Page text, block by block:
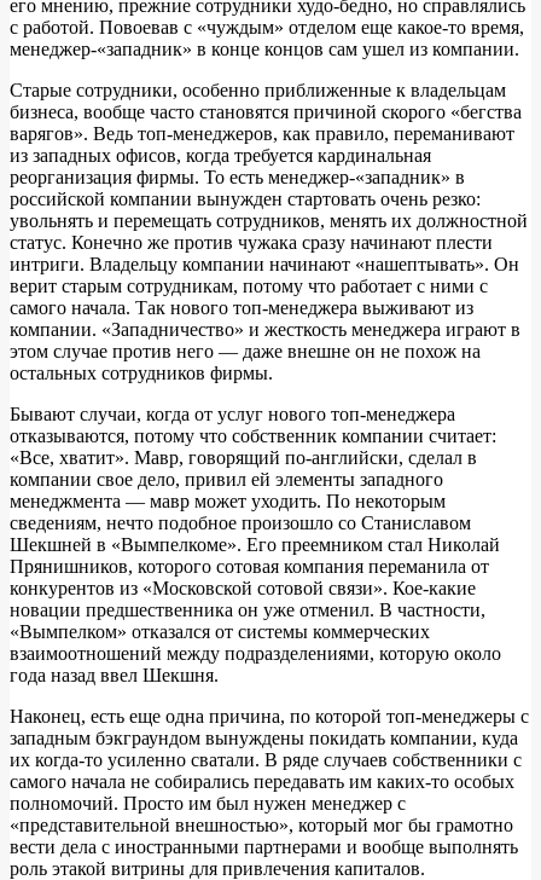
его мнению, прежние сотрудники худо-бедно, но справлялись
с работой. Повоевав с «чуждым» отделом еще какое-то время,
менеджер-«западник» в конце концов сам ушел из компании.
Старые сотрудники, особенно приближенные к владельцам
бизнеса, вообще часто становятся причиной скорого «бегства
варягов». Ведь топ-менеджеров, как правило, переманивают
из западных офисов, когда требуется кардинальная
реорганизация фирмы. То есть менеджер-«западник» в
российской компании вынужден стартовать очень резко:
увольнять и перемещать сотрудников, менять их должностной
статус. Конечно же против чужака сразу начинают плести
интриги. Владельцу компании начинают «нашептывать». Он
верит старым сотрудникам, потому что работает с ними с
самого начала. Так нового топ-менеджера выживают из
компании. «Западничество» и жесткость менеджера играют в
этом случае против него — даже внешне он не похож на
остальных сотрудников фирмы.
Бывают случаи, когда от услуг нового топ-менеджера
отказываются, потому что собственник компании считает:
«Все, хватит». Мавр, говорящий по-английски, сделал в
компании свое дело, привил ей элементы западного
менеджмента — мавр может уходить. По некоторым
сведениям, нечто подобное произошло со Станиславом
Шекшней в «Вымпелкоме». Его преемником стал Николай
Прянишников, которого сотовая компания переманила от
конкурентов из «Московской сотовой связи». Кое-какие
новации предшественника он уже отменил. В частности,
«Вымпелком» отказался от системы коммерческих
взаимоотношений между подразделениями, которую около
года назад ввел Шекшня.
Наконец, есть еще одна причина, по которой топ-менеджеры с
западным бэкграундом вынуждены покидать компании, куда
их когда-то усиленно сватали. В ряде случаев собственники с
самого начала не собирались передавать им каких-то особых
полномочий. Просто им был нужен менеджер с
«представительной внешностью», который мог бы грамотно
вести дела с иностранными партнерами и вообще выполнять
роль этакой витрины для привлечения капиталов.